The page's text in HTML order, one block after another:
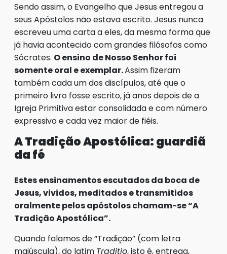
Sendo assim, o Evangelho que Jesus entregou a
seus Apóstolos não estava escrito. Jesus nunca
escreveu uma carta a eles, da mesma forma que
já havia acontecido com grandes filósofos como
Sócrates. O ensino de Nosso Senhor foi
somente oral e exemplar.Assim fizeram
também cada um dos discípulos, até que o
primeiro livro fosse escrito, já anos depois de a
Igreja Primitiva estar consolidada e com número
expressivo e cada vez maior de fiéis.
A Tradição Apostólica: guardiã
da fé
Estes ensinamentos escutados da boca de
Jesus, vividos, meditados e transmitidos
oralmente pelos apóstolos chamam-se “A
Tradição Apostólica”.
Quando falamos de “Tradição” (com letra
maiúscula), do latim Traditio, isto é, entrega,